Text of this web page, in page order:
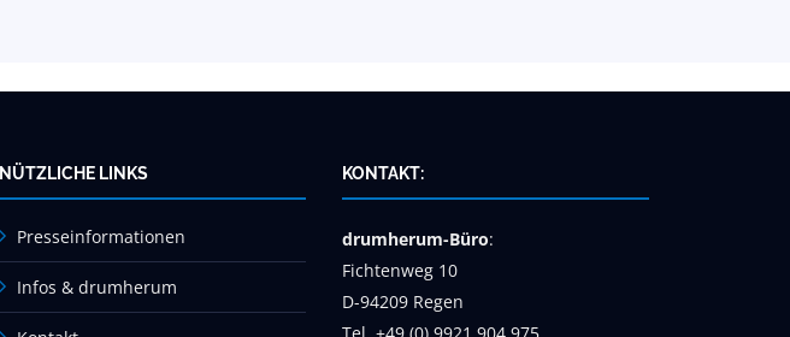
NÜTZLICHE LINKS
Presseinformationen
Infos & drumherum
KONTAKT:
drumherum-Büro:
Fichtenweg 10
D-94209 Regen